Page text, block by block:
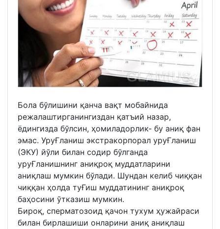
Бола бўлишини қанча вақт мобайнида
режалаштирганингиздан қатъий назар,
ёдингизда бўлсин, ҳомиладорлик- бу аниқ фан
эмас. УруҒланиш экстракорпорал уруҒланиш
(ЭКУ) йўли билан содир бўлганда
уруҒланишнинг аниқроқ муддатларини
аниқлаш мумкин бўлади. Шундан келиб чиққан
чиққан ҳолда туҒиш муддатининг аниқроқ
баҳосини ўтказиш мумкин.
Бироқ, сперматозоид қачон тухум ҳужайраси
билан бирлашиши онларини аниқ аниқлаш